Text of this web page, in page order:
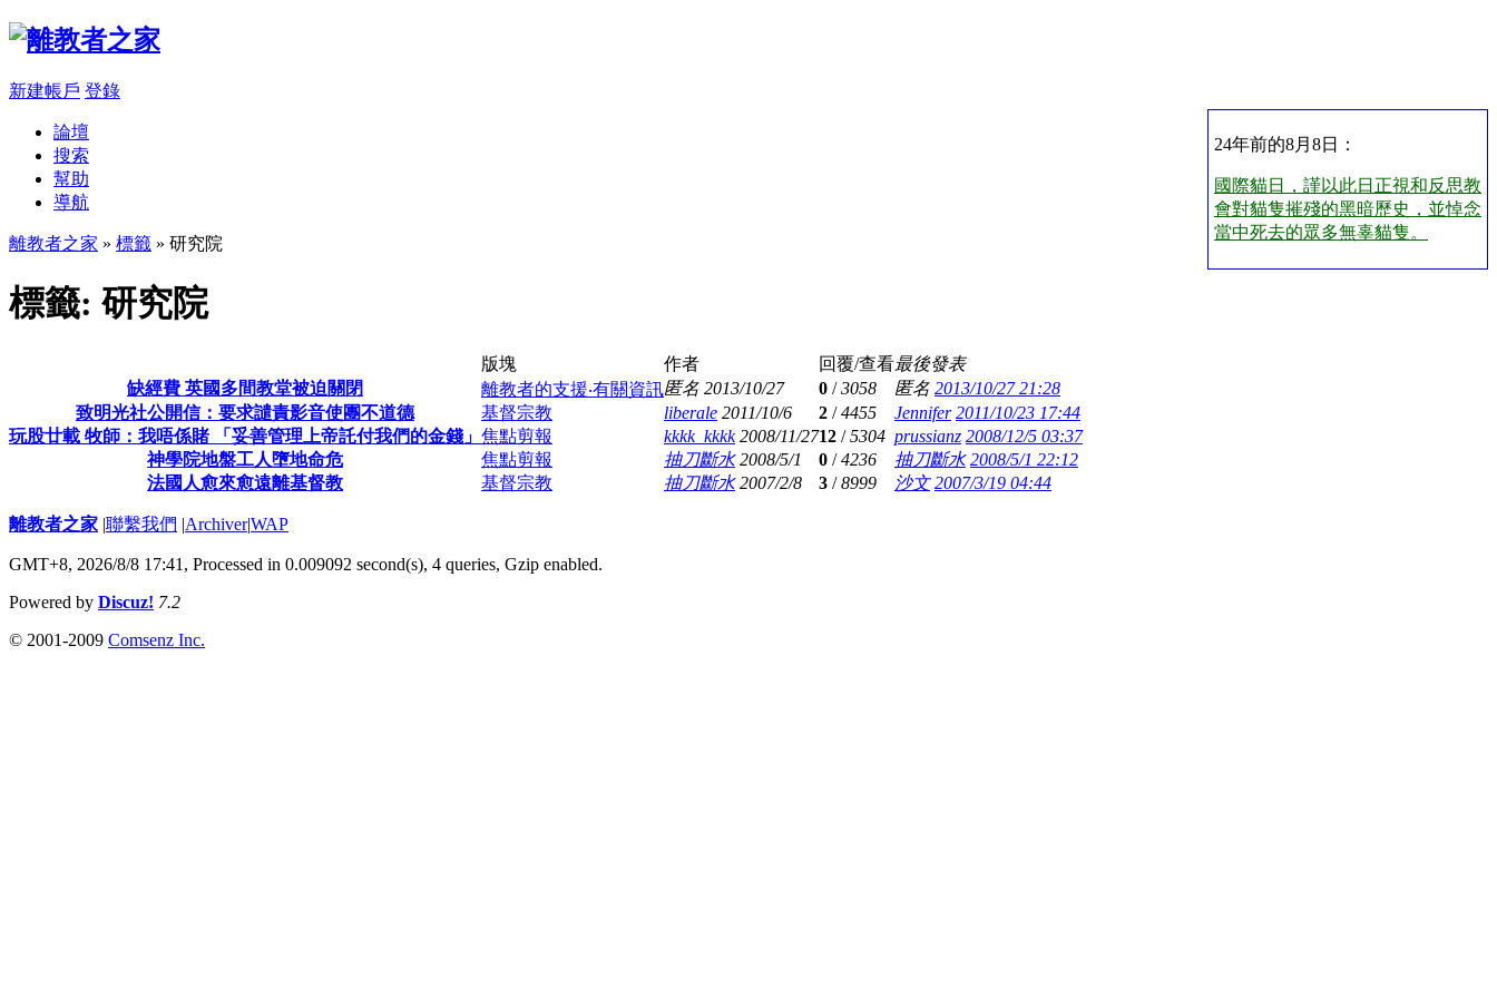
新建帳戶 登錄
24年前的8月8日：
國際貓日，謹以此日正視和反思教
會對貓隻摧殘的黑暗歷史，並悼念
當中死去的眾多無辜貓隻。
論壇
搜索
幫助
導航
離教者之家 » 標籤 » 研究院
標籤: 研究院
版塊 作者 回覆/查看最後發表
缺經費 英國多間教堂被迫關閉
離教者的支援‧有關資訊匿名 2013/10/27 0 /3058 匿名 2013/10/27 21:28
致明光社公開信：要求譴責影音使團不道德
基督宗教 liberale 2011/10/6 2 /4455 Jennifer 2011/10/23 17:44
玩股廿載 牧師：我唔係賭 「妥善管理上帝託付我們的金錢」 焦點剪報 kkkk_kkkk 2008/11/2712 /5304 prussianz 2008/12/5 03:37
神學院地盤工人墮地命危
焦點剪報 抽刀斷水 2008/5/1 0 /4236 抽刀斷水 2008/5/1 22:12
法國人愈來愈遠離基督教
基督宗教 抽刀斷水 2007/2/8 3 /8999 沙文 2007/3/19 04:44
離教者之家 |聯繫我們 |Archiver|WAP
GMT+8, 2026/8/8 17:41, Processed in 0.009092 second(s), 4 queries, Gzip enabled.
Powered by Discuz! 7.2
© 2001-2009 Comsenz Inc.